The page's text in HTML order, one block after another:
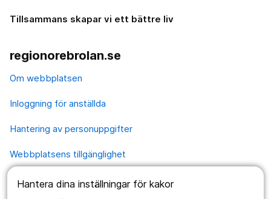
Hantera dina inställningar för kakor
Tillsammans skapar vi ett bättre liv
regionorebrolan.se
Om webbplatsen
Inloggning för anställda
Hantering av personuppgifter
Webbplatsens tillgänglighet
Våra webbplatser